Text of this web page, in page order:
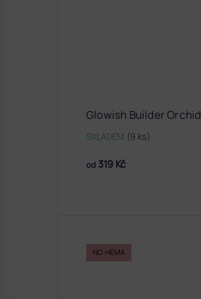
Glowish Builder
SKLADEM (9 ks)
od 319 Kč
NO HEMA